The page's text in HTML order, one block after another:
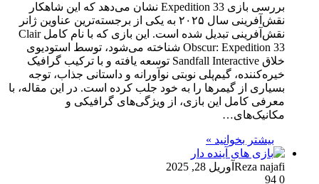
بررسی بازی Expedition 33 نشان می‌دهد که این شاهکار
نقش‌آفرینی سال ۲۰۲۵ به یکی از برجسته‌ترین عناوین ژانر
نقش‌آفرینی تبدیل شده است. این بازی که با نام کامل Clair
Obscur: Expedition 33 شناخته می‌شود، توسط استودیوی
خلاق Sandfall Interactive توسعه یافته و با ترکیب گرافیک
خیره‌کننده، گیم‌پلی نوبتی نوآورانه و داستانی جذاب، توجه
بسیاری از گیمرها را به خود جلب کرده است. در این مقاله، با
معرفی کامل این بازی، از ویژگی‌های گرافیکی و
مکانیک‌های…
بیشتر بخوانید »
Reza najafi آوریل 28, 2025
0